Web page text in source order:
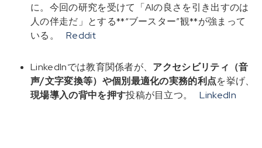
に。今回の研究を受けて「AIの良さを引き出すのは
人の伴走だ」とする**“ブースター”観**が強まって
いる。
Reddit
LinkedInでは教育関係者が、 アクセシビリティ（音
声/文字変換等）や個別最適化の実務的利点を挙げ、
現場導入の背中を押す投稿が目立つ。 LinkedIn